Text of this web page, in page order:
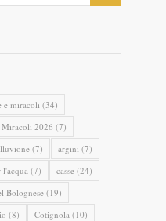
e miracoli (34)
Miracoli 2026 (7)
(7) argini (7)
(7) casse (24)
Bolognese(19)
(8) Cotignola (10)